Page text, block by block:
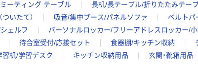
ーティング テーブル 長机/長テーブル/折りたたみテー
いたて） 吸音/集中ブース/パネルソファ ベルトパ
ェルフ パーソナルロッカー/フリーアドレスロッカー/
待合室受付/応接セット 食器棚/キッチン収納
習机/学習デスク キッチン収納用品 玄関・靴箱用品